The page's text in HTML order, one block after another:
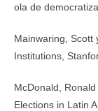
ola de
Mainwaring, Scott
Institutions,
McDonald,
Elections in Latin